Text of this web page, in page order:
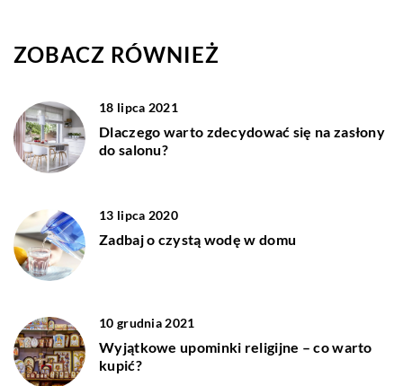
ZOBACZ RÓWNIEŻ
18 lipca 2021
Dlaczego warto zdecydować się na zasłony
do salonu?
13 lipca 2020
Zadbaj o czystą wodę w domu
10 grudnia 2021
Wyjątkowe upominki religijne – co warto
kupić?